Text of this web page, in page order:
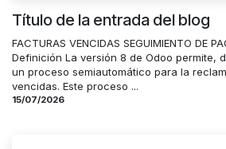
Título de la entrada del blog
FACTURAS VENCIDAS SEGUIMIENTO DE
Definición La versión 8 de Odoo permite,
un proceso semiautomático para la
vencidas. Este proceso ...
15/07/2026